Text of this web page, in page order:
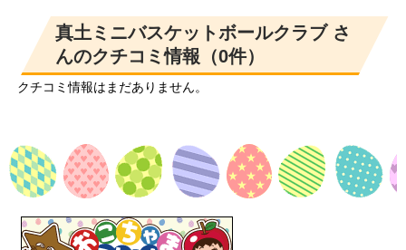
真土ミニバスケットボールクラブ さ
んのクチコミ情報（0件）
クチコミ情報はまだありません。